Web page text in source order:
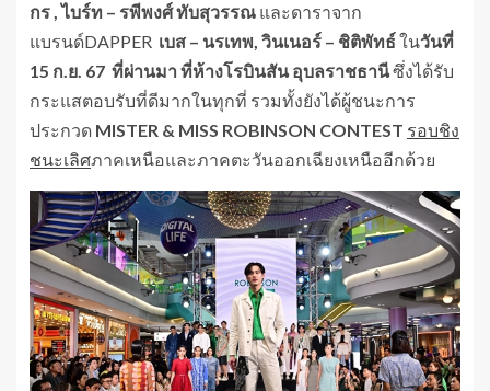
กร,ไบร์ท – รพีพงศ์ ทับสุวรรณ และดาราจาก
แบรนด์DAPPER เบส – นรเทพ, วินเนอร์ – ชิติพัทธ์ ในวันที่
15 ก.ย. 67 ที่ผ่านมา ที่ห้างโรบินสันอุบลราชธานีซึ่งได้รับ
กระแสตอบรับที่ดีมากในทุกที่ รวมทั้งยังได้ผู้ชนะการ
ประกวด MISTER & MISS ROBINSON CONTEST รอบชิง
ชนะเลิศภาคเหนือและภาคตะวันออกเฉียงเหนืออีกด้วย